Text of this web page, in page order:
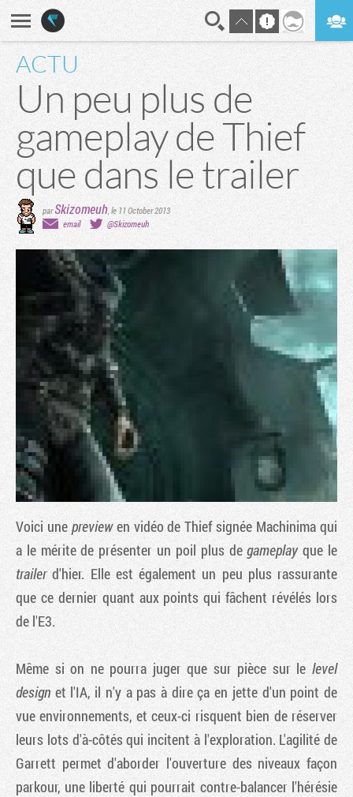
ACTU
Un peu plus de
gameplay de Thief
que dans le trailer
parSkizomeuh le 11 October 2013
email
@Skizomeuh
Voici une previewen vidéo deThiefsignée Machinima qui
a le mérite de présenter un poil plus degameplayque le
trailerd'hier. Elle est également un peu plus rassurante
que ce dernier quant aux points qui fâchent révélés lors
de l'E3.
Même si on ne pourra juger que sur pièce sur le level
design et l'IA, il n'y a pas à dire ça en jette d'un point de
vue environnements, et ceux-ci risquent bien de réserver
leurs lots d'à-côtés qui incitent à l'exploration. L'agilité de
Garrett permet d'aborder l'ouverture des niveaux façon
parkour, une liberté qui pourrait contre-balancer l'hérésie
Tribune